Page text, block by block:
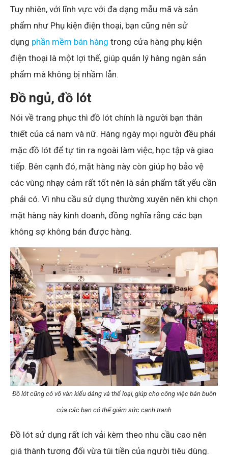
Tuy nhiên, với lĩnh vực với đa dạng mẫu mã và sản
phẩm như Phụ kiện điện thoại, bạn cũng nên sử
dụng phần mềm bán hàng trong cửa hàng phụ kiện
điện thoại là một lợi thế, giúp quản lý hàng ngàn sản
phẩm mà không bị nhầm lẫn.
Đồ ngủ, đồ lót
Nói về trang phục thì đồ lót chính là người bạn thân
thiết của cả nam và nữ. Hàng ngày mọi người đều phải
mặc đồ lót để tự tin ra ngoài làm việc, học tập và giao
tiếp. Bên cạnh đó, mặt hàng này còn giúp họ bảo vệ
các vùng nhạy cảm rất tốt nên là sản phẩm tất yếu cần
phải có. Vì nhu cầu sử dụng thường xuyên nên khi chọn
mặt hàng này kinh doanh, đồng nghĩa rằng các bạn
không sợ không bán được hàng.
Đồ lót cũng có vô vàn kiểu dáng và thể loại, giúp cho công việc bán buôn
của các bạn có thể giảm sức cạnh tranh
Đồ lót sử dụng rất ích vải kèm theo nhu cầu cao nên
giá thành tương đối vừa túi tiền của người tiêu dùng.